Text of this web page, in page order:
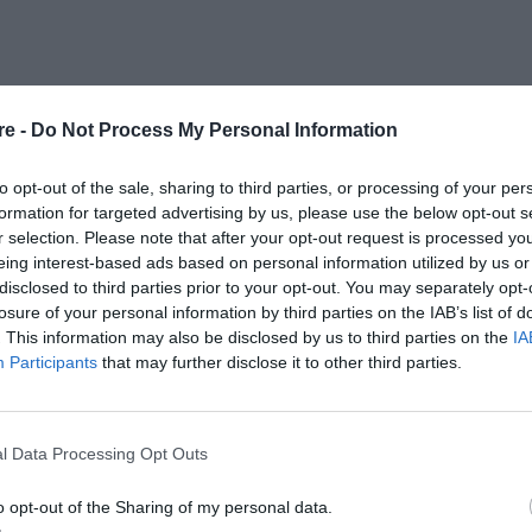
- Do Not Process My Personal Information
opt-out of the sale, sharing to third parties, or processing of your
for targeted advertising by us, please use the below opt-out
selection. Please note that after your opt-out request is processed
interest-based ads based on personal information utilized by us
to third parties prior to your opt-out. You may separately
of your personal information by third parties on the IAB’s list of
This information may also be disclosed by us to third parties on the
Participants that may further disclose it to other third parties.
Data Processing Opt Outs
opt-out of the Sharing of my personal data.
μας στα αποτελέσματα αναζήτησης
on Google
του Ιβάν Βιριπάγιεφγεμάτη ανυπομονησία
οΓιώργος Κουτλήςαυτή τη φορά, ένας
επιτυχιών- παραστάσεων που συζητήθηκαν
Παίχτες», «Ο Άνθρωπος απ’ το Παντόλσκ»,
«Ο Άσχημος»). Μέσα από τη ματιά του
και της Σάσα στο «Οξυγόνο»
τις 10 Εντολές. Είναι μια ερωτική